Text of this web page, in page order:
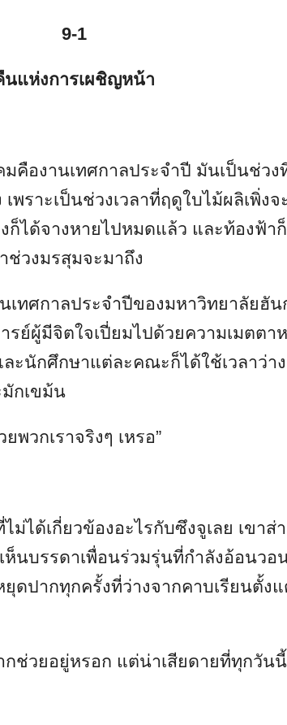
9-1
นแห่งการเผชิญหน้า
คืองานเทศกาลประจำปี มันเป็นช่วง
พราะเป็นช่วงเวลาที่ฤดูใบไม้ผลิเพิ่ง
ก็ได้จางหายไปหมดแล้ว และท้องฟ้า
ช่วงมรสุมจะมาถึง
เทศกาลประจำปีของมหาวิทยาลัยฮัน
รย์ผู้มีจิตใจเปี่ยมไปด้วยความเมตตา
ะนักศึกษาแต่ละคณะก็ได้ใช้เวลาว่า
กเขม้น
พวกเราจริงๆ เหรอ”
ได้เกี่ยวข้องอะไรกับซึงจูเลย เขาส่
นบรรดาเพื่อนร่วมรุ่นที่กำลังอ้อนวอ
ดปากทุกครั้งที่ว่างจากคาบเรียนตั้งแ
กช่วยอยู่หรอก แต่น่าเสียดายที่ทุกวัน